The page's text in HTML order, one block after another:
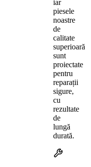
iar
piesele
noastre
de
calitate
superioară
sunt
proiectate
pentru
reparații
sigure,
cu
rezultate
de
lungă
durată.